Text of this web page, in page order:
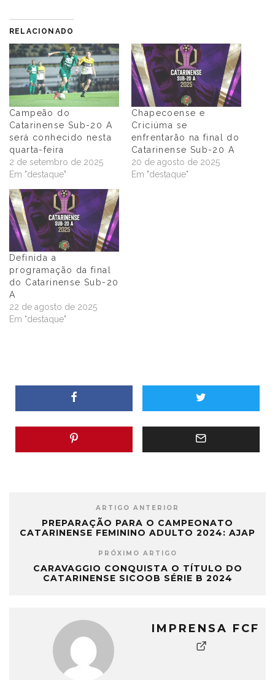
RELACIONADO
Campeão do
Catarinense Sub-20 A
será conhecido nesta
quarta-feira
2 de setembro de 2025
Em "destaque"
Chapecoense e
Criciúma se
enfrentarão na final do
Catarinense Sub-20 A
20 de agosto de 2025
Em "destaque"
Definida a
programação da final
do Catarinense Sub-20
A
22 de agosto de 2025
Em "destaque"
ARTIGO ANTERIOR
PREPARAÇÃO PARA O CAMPEONATO
CATARINENSE FEMININO ADULTO 2024: AJAP
PRÓXIMO ARTIGO
CARAVAGGIO CONQUISTA O TÍTULO DO
CATARINENSE SICOOB SÉRIE B 2024
IMPRENSA FCF